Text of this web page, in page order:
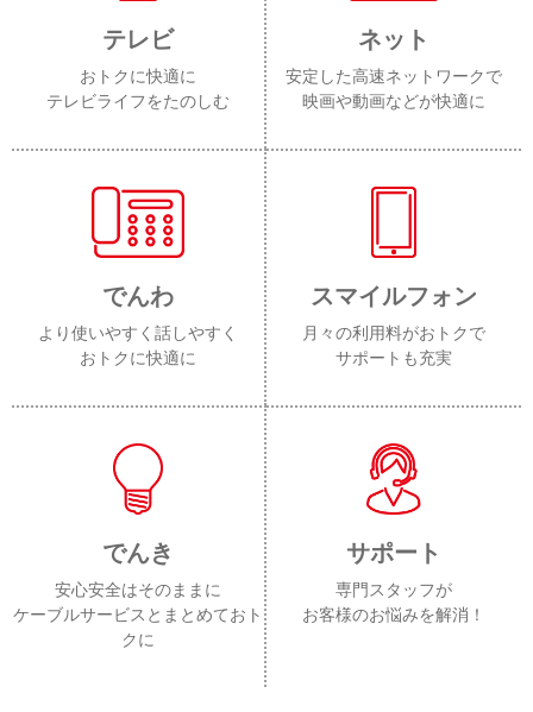
テレビ
おトクに快適に
テレビライフをたのしむ
ネット
安定した高速ネットワークで
映画や動画などが快適に
でんわ
より使いやすく話しやすく
おトクに快適に
スマイルフォン
月々の利用料がおトクで
サポートも充実
でんき
安心安全はそのままに
ケーブルサービスとまとめておト
クに
サポート
専門スタッフが
お客様のお悩みを解消！